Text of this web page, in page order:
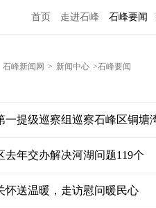
首页 走进石峰 石峰要闻
石峰新闻网 > 新闻中心 >石峰要闻
一提级巡察组巡察石峰区铜塘
去年交办解决河湖问题119个
怀送温暖，走访慰问暖民心